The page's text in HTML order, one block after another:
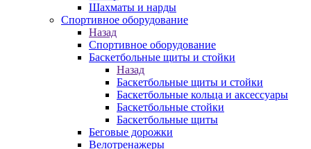
Шахматы и нарды
Спортивное оборудование
Назад
Спортивное оборудование
Баскетбольные щиты и стойки
Назад
Баскетбольные щиты и стойки
Баскетбольные кольца и аксессуары
Баскетбольные стойки
Баскетбольные щиты
Беговые дорожки
Велотренажеры